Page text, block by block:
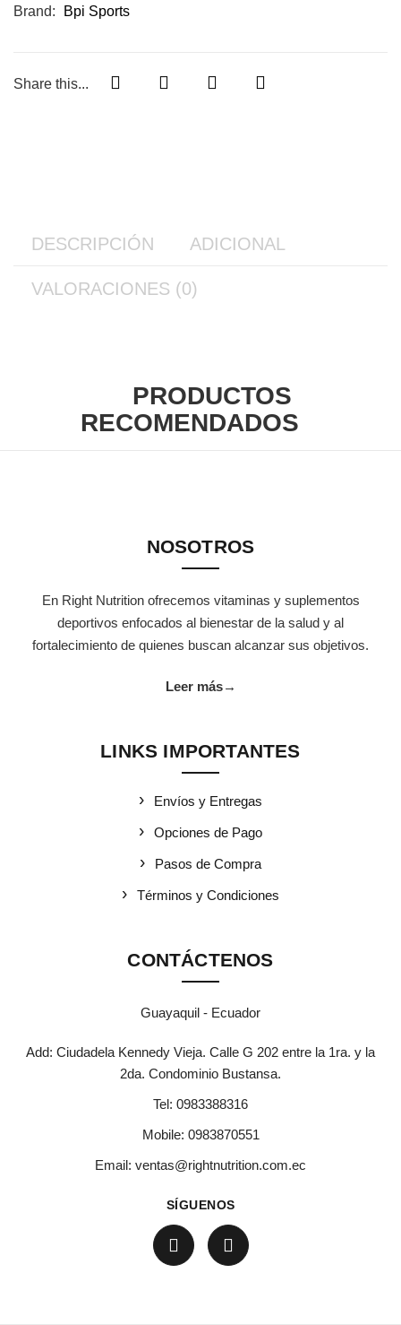
Brand:
Bpi Sports
Share this...
DESCRIPCIÓN ADICIONAL
VALORACIONES (0)
PRODUCTOS
RECOMENDADOS
NOSOTROS
En Right Nutrition ofrecemos vitaminas y suplementos
deportivos enfocados al bienestar de la salud y al
fortalecimiento de quienes buscan alcanzar sus objetivos.
Leer más→
LINKS IMPORTANTES
Envíos y Entregas
Opciones de Pago
Pasos de Compra
Términos y Condiciones
CONTÁCTENOS
Guayaquil - Ecuador
Add: Ciudadela Kennedy Vieja. Calle G 202 entre la 1ra. y la
2da. Condominio Bustansa.
Tel: 0983388316
Mobile: 0983870551
Email: ventas@rightnutrition.com.ec
SÍGUENOS